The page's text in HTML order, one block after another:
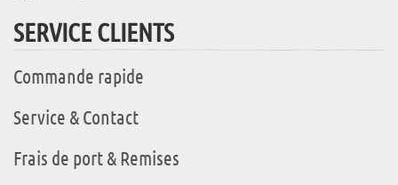
SERVICE CLIENTS
Commande rapide
Service & Contact
Frais de port & Remises